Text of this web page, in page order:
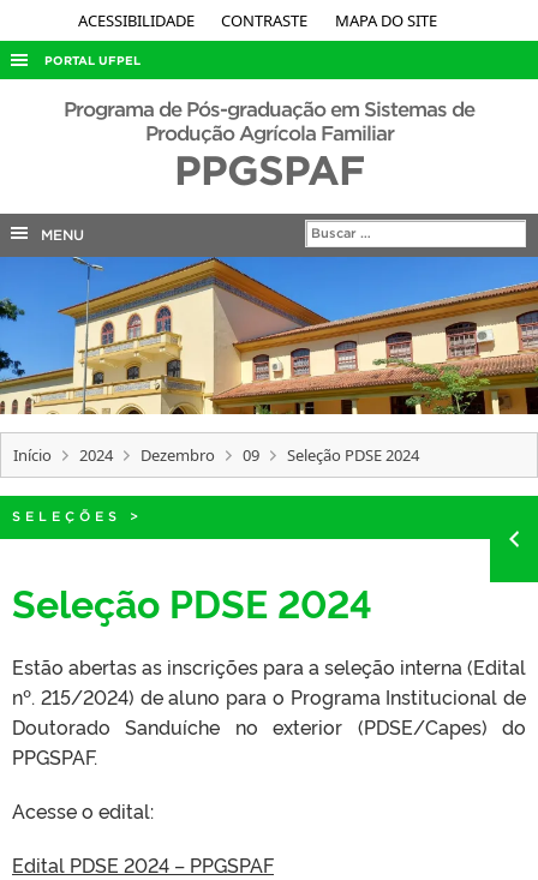
ACESSIBILIDADE CONTRASTE MAPA DO SITE
PORTAL UFPEL
ACESSO À INFORMAÇÃO
EDITAIS
INTERNACIONAL
OUVIDORIA
PORTARIAS
Programa de Pós-graduação em Sistemas de
Produção Agrícola Familiar
PPGSPAF
MENU
Início 2024 Dezembro 09 Seleção PDSE 2024
SELEÇÕES >
Seleção PDSE 2024
Estão abertas as inscrições para a seleção interna (Edital
nº. 215/2024) de aluno para o Programa Institucional de
Doutorado Sanduíche no exterior (PDSE/Capes) do
PPGSPAF.
Acesse o edital:
Edital PDSE 2024 – PPGSPAF